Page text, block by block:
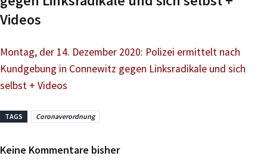
Videos
Montag, der 14. Dezember 2020: Polizei ermittelt nach
Kundgebung in Connewitz gegen Linksradikale und sich
selbst + Videos
TAGS Coronaverordnung
Keine Kommentare bisher